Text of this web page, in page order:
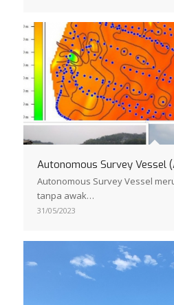
Autonomous Survey Vessel
Autonomous Survey Vessel
tanpa awak…
31/05/2023